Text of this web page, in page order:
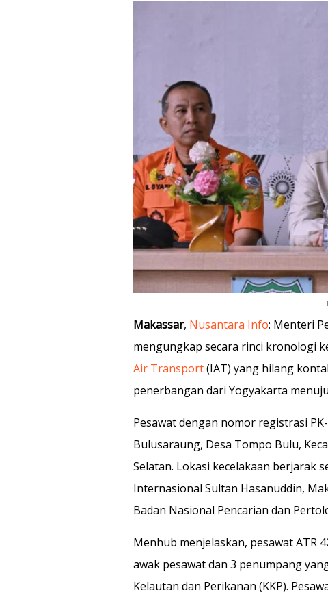
Makassar, Nusantara Info: Menteri
mengungkap secara rinci kronologi
Air Transport(IAT) yang hilang
penerbangan dari Yogyakarta
Pesawat dengan nomor registrasi
Bulusaraung, Desa Tompo Bulu,
Selatan. Lokasi kecelakaan berjarak
Internasional Sultan Hasanuddin,
Badan Nasional Pencarian dan
Menhub menjelaskan, pesawat ATR
awak pesawat dan 3 penumpang
Kelautan dan Perikanan (KKP).